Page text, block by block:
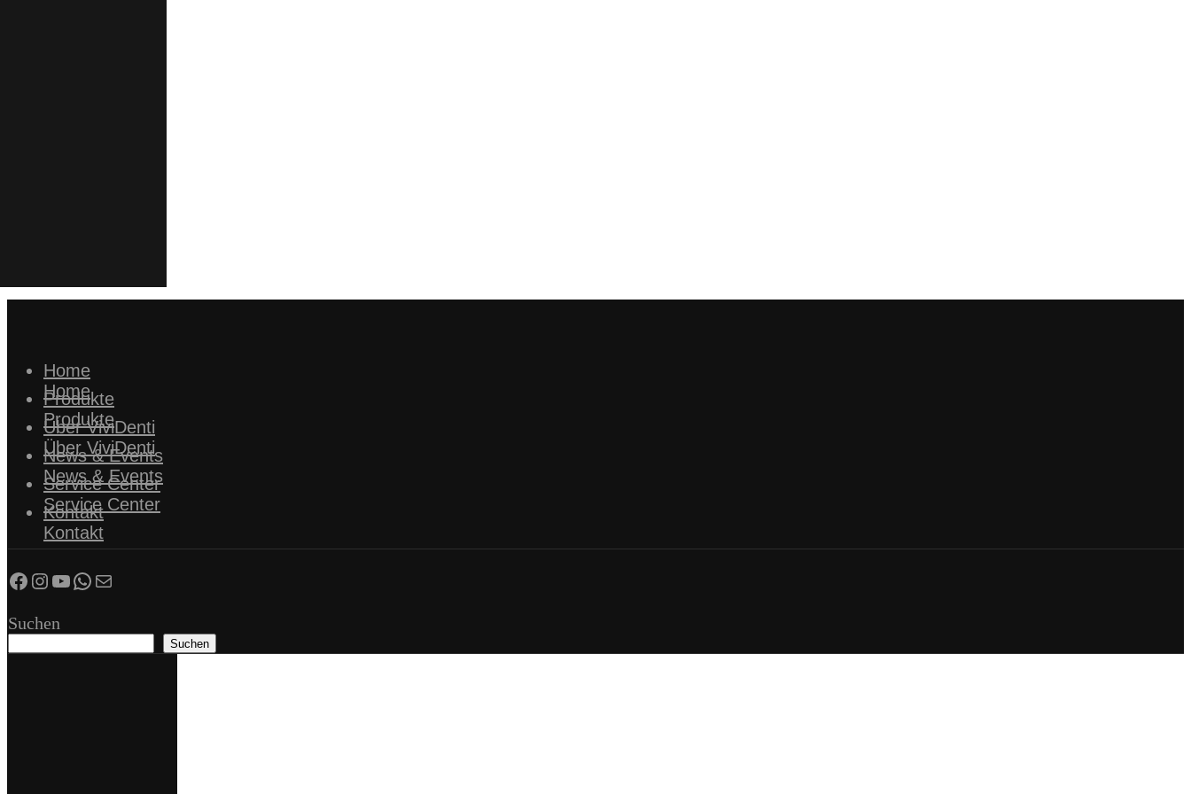
Home
Home
Produkte
Produkte
Über ViviDenti
Über ViviDenti
News & Events
News & Events
Service Center
Service Center
Kontakt
Kontakt
Facebook
Instagram
YouTube
WhatsApp
E-Mail
Suchen
Suchen